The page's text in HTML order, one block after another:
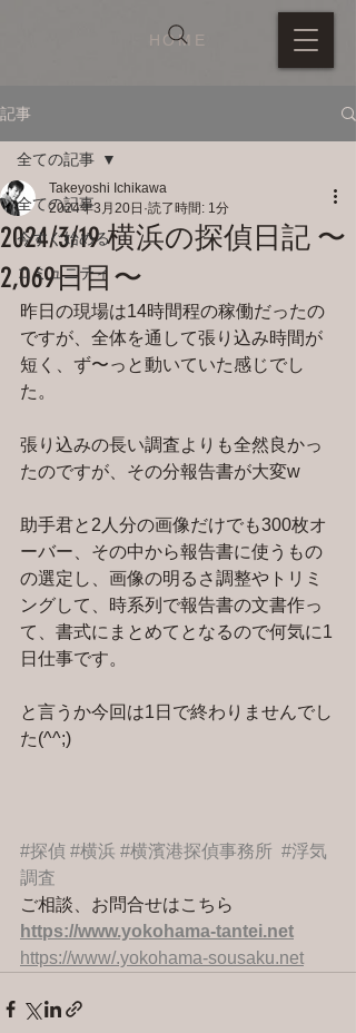
HOME
記事
全ての記事
今すぐ始める
コミュニティ
全ての記事
2024/3/19 横浜の探偵日記 〜
2,069日目〜
Takeyoshi Ichikawa
2024年3月20日 読了時間: 1分
昨日の現場は14時間程の稼働だったの
ですが、全体を通して張り込み時間が
短く、ず〜っと動いていた感じでし
た。
張り込みの長い調査よりも全然良かっ
たのですが、その分報告書が大変w
助手君と2人分の画像だけでも300枚オ
ーバー、その中から報告書に使うもの
の選定し、画像の明るさ調整やトリミ
ングして、時系列で報告書の文書作っ
て、書式にまとめてとなるので何気に1
日仕事です。
と言うか今回は1日で終わりませんでし
た(^^;)
#探偵 #横浜 #横濱港探偵事務所 #浮気
調査
ご相談、お問合せはこちら
https://www.yokohama-tantei.net
https://www/.yokohama-sousaku.net